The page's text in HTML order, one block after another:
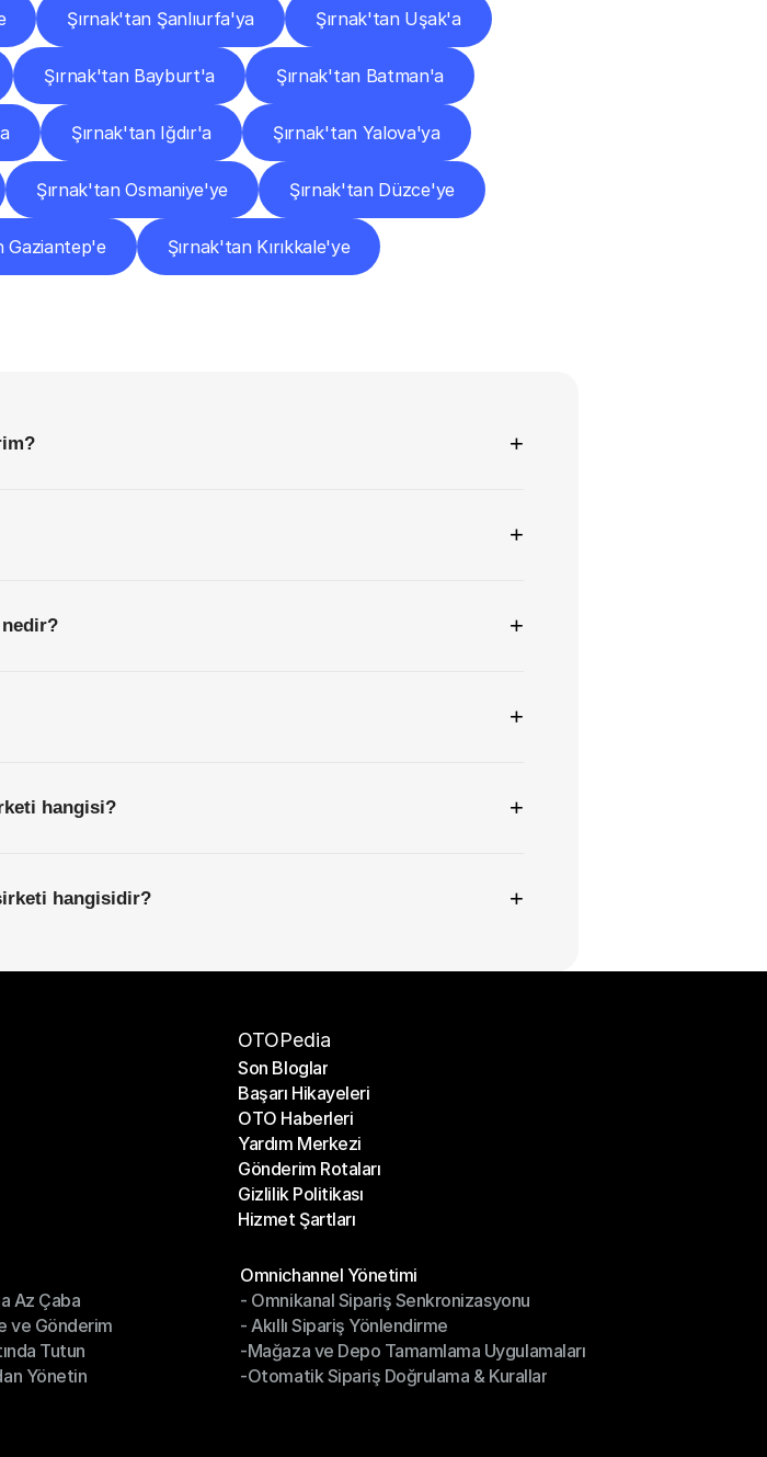
Şırnak'tan Şanlıurfa'ya Şırnak'tan Uşak'a
Şırnak'tan Bayburt'a Şırnak'tan Batman'a
Şırnak'tan Iğdır'a Şırnak'tan Yalova'ya
Şırnak'tan Osmaniye'ye Şırnak'tan Düzce'ye
Gaziantep'e Şırnak'tan Kırıkkale'ye
+
+
nedir? +
+
hangisi? +
hangisidir? +
OTOPedia
Son Bloglar
Son Bloglar
Başarı Hikayeleri
Başarı Hikayeleri
OTO Haberleri
OTO Haberleri
Yardım Merkezi
Yardım Merkezi
Gönderim Rotaları
Gönderim Rotaları
Gizlilik Politikası
Gizlilik Politikası
Hizmet Şartları
Az Çaba
Az Çaba
ve Gönderim
ve Gönderim
Tutun
Tutun
Yönetin
Omnichannel Yönetimi
Omnichannel Yönetimi
- Omnikanal Sipariş Senkronizasyonu
- Omnikanal Sipariş Senkronizasyonu
- Akıllı Sipariş Yönlendirme
- Akıllı Sipariş Yönlendirme
-Mağaza ve Depo Tamamlama Uygulamaları
-Mağaza ve Depo Tamamlama Uygulamaları
-Otomatik Sipariş Doğrulama & Kurallar